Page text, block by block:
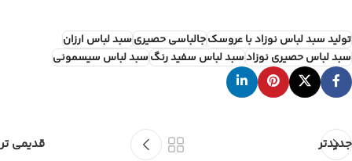
تولید سبد لباس نوزاد با عروسکجالباسی حصیریسبد لباس ارزان
سبد لباس حصیری نوزادسبد لباس سفید رنگسبد لباس سیسمونی
جدیدتر قدیمی تر